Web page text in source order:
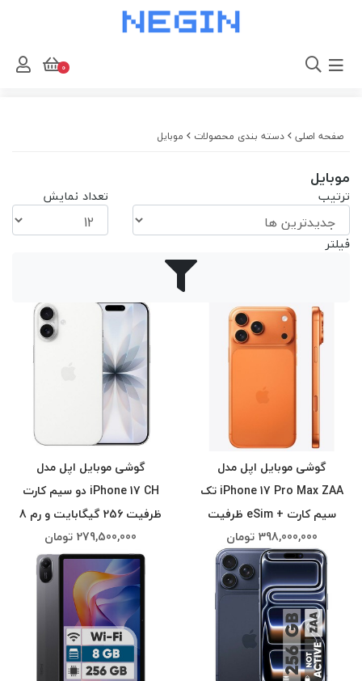
صفحه اصلی دسته بندی محصولات موبایل
موبایل
ترتیب تعداد نمایش
فیلتر
گوشی موبایل اپل مدل
iPhone 17 Pro Max ZAA تک
سیم کارت + eSim ظرفیت
256 گیگابایت و رم 12
گیگابایت - نات اکتیو{رجیستر
مسافری}
398,000,000 تومان
گوشی موبایل اپل مدل
iPhone 17 CH دو سیم کارت
ظرفیت 256 گیگابایت و رم 8
رجیستر مسافری)
279,500,000 تومان
0